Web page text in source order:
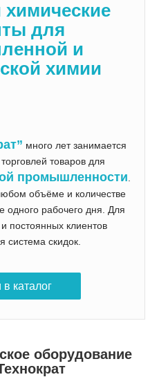
для
и
химии
много лет занимается
товаров для
промышленности
объёме и количестве
одного рабочего дня. Для
постоянных клиентов
система скидок.
каталог
оборудование